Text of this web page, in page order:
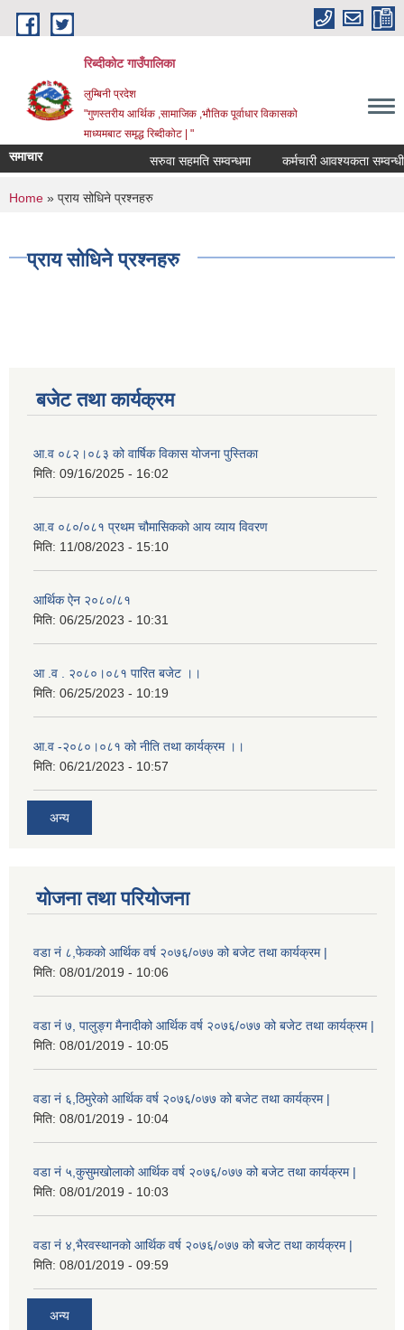
Skip to main content
रिब्दीकोट गाउँपालिका
लुम्बिनी प्रदेश
"गुणस्तरीय आर्थिक ,सामाजिक ,भौतिक पूर्वाधार विकासको
माध्यमबाट समृद्ध रिब्दीकोट | "
समाचार सरुवा सहमति सम्वन्धमा कर्मचारी आवश्यकता सम्वन्धी
You are here
Home » प्राय सोधिने प्रश्नहरु
प्राय सोधिने प्रश्नहरु
बजेट तथा कार्यक्रम
आ.व ०८२।०८३ को वार्षिक विकास योजना पुस्तिका
मिति: 09/16/2025 - 16:02
आ.व ०८०/०८१ प्रथम चौमासिकको आय व्याय विवरण
मिति: 11/08/2023 - 15:10
आर्थिक ऐन २०८०/८१
मिति: 06/25/2023 - 10:31
आ .व . २०८०।०८१ पारित बजेट ।।
मिति: 06/25/2023 - 10:19
आ.व -२०८०।०८१ को नीति तथा कार्यक्रम ।।
मिति: 06/21/2023 - 10:57
अन्य
योजना तथा परियोजना
वडा नं ८,फेकको आर्थिक वर्ष २०७६/०७७ को बजेट तथा कार्यक्रम |
मिति: 08/01/2019 - 10:06
वडा नं ७, पालुङ्ग मैनादीको आर्थिक वर्ष २०७६/०७७ को बजेट तथा कार्यक्रम |
मिति: 08/01/2019 - 10:05
वडा नं ६,ठिमुरेको आर्थिक वर्ष २०७६/०७७ को बजेट तथा कार्यक्रम |
मिति: 08/01/2019 - 10:04
वडा नं ५,कुसुमखोलाको आर्थिक वर्ष २०७६/०७७ को बजेट तथा कार्यक्रम |
मिति: 08/01/2019 - 10:03
वडा नं ४,भैरवस्थानको आर्थिक वर्ष २०७६/०७७ को बजेट तथा कार्यक्रम |
मिति: 08/01/2019 - 09:59
अन्य